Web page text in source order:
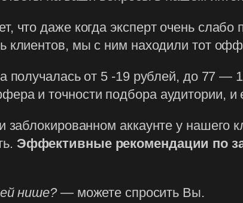
что даже когда эксперт очень слабо
клиентов, мы с ним находили тот
получалась от 5 -19 рублей, до 77 —
и точности подбора аудитории,
аккаунте у нашего
Эффективные рекомендации по
нише?— можете спросить Вы.